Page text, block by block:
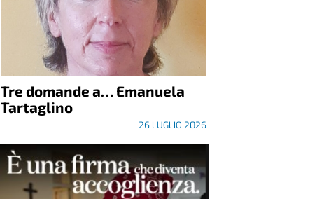
Tre domande a… Emanuela
Tartaglino
26 LUGLIO 2026